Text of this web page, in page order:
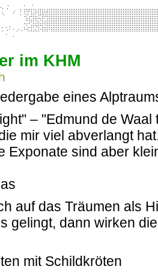
im KHM
– "Edmund de
mir viel abverlangt
Exponate sind aber
auf das Träumen als
gelingt, dann wirken